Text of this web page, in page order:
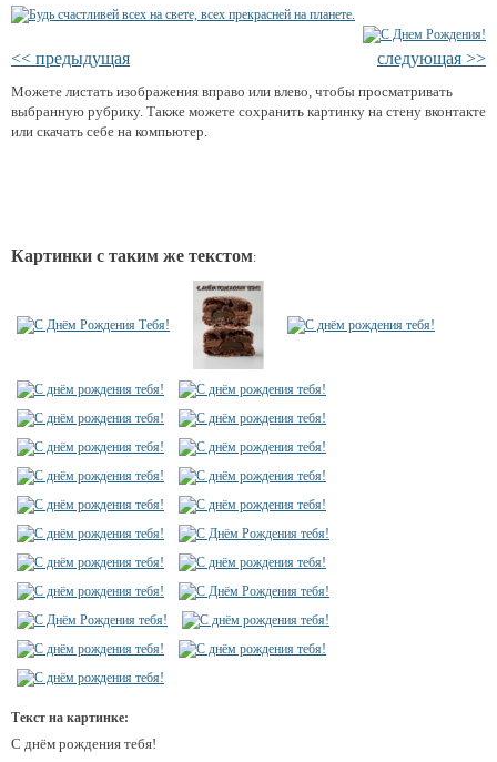
<< предыдущая следующая >>
Можете листать изображения вправо или влево, чтобы просматривать
выбранную рубрику. Также можете сохранить картинку на стену вконтакте
или скачать себе на компьютер.
Картинки с таким же текстом:
Текст на картинке:
С днём рождения тебя!